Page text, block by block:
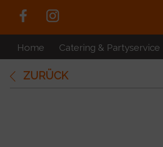
Home Catering & Partyservice
ZURÜCK